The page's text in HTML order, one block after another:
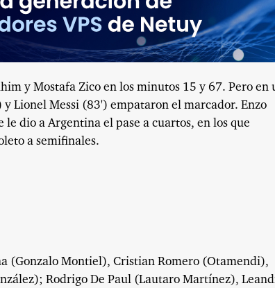
y Mostafa Zico en los minutos 15 y 67. Pero en
Lionel Messi (83') empataron el marcador. Enzo
dio a Argentina el pase a cuartos, en los que
a semifinales.
(Gonzalo Montiel), Cristian Romero (Otamendi),
Rodrigo De Paul (Lautaro Martínez),